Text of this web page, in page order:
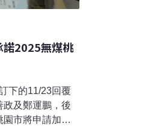
諾2025無煤桃
下的11/23回覆
政及鄭運鵬，後
市將申請加入